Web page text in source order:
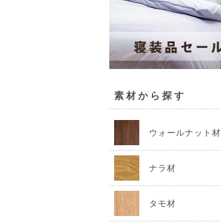
素材から探す
ウォールナット材
ナラ材
タモ材